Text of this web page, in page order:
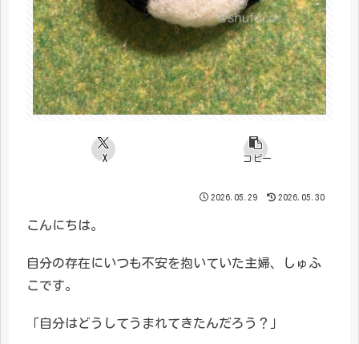
X コピー
2026.05.29 2026.05.30
こんにちは。
自分の存在にいつも不安を抱いていた主婦、しゅふ
こです。
「自分はどうしてうまれてきたんだろう？」